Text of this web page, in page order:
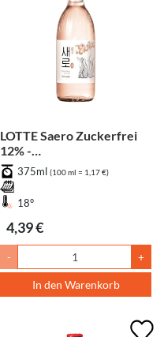
LOTTE Saero Zuckerfrei
12% -
Aprikosengeschmack
375ml (100 ml = 1,17 €)
18°
4,39 €
- +
In den Warenkorb